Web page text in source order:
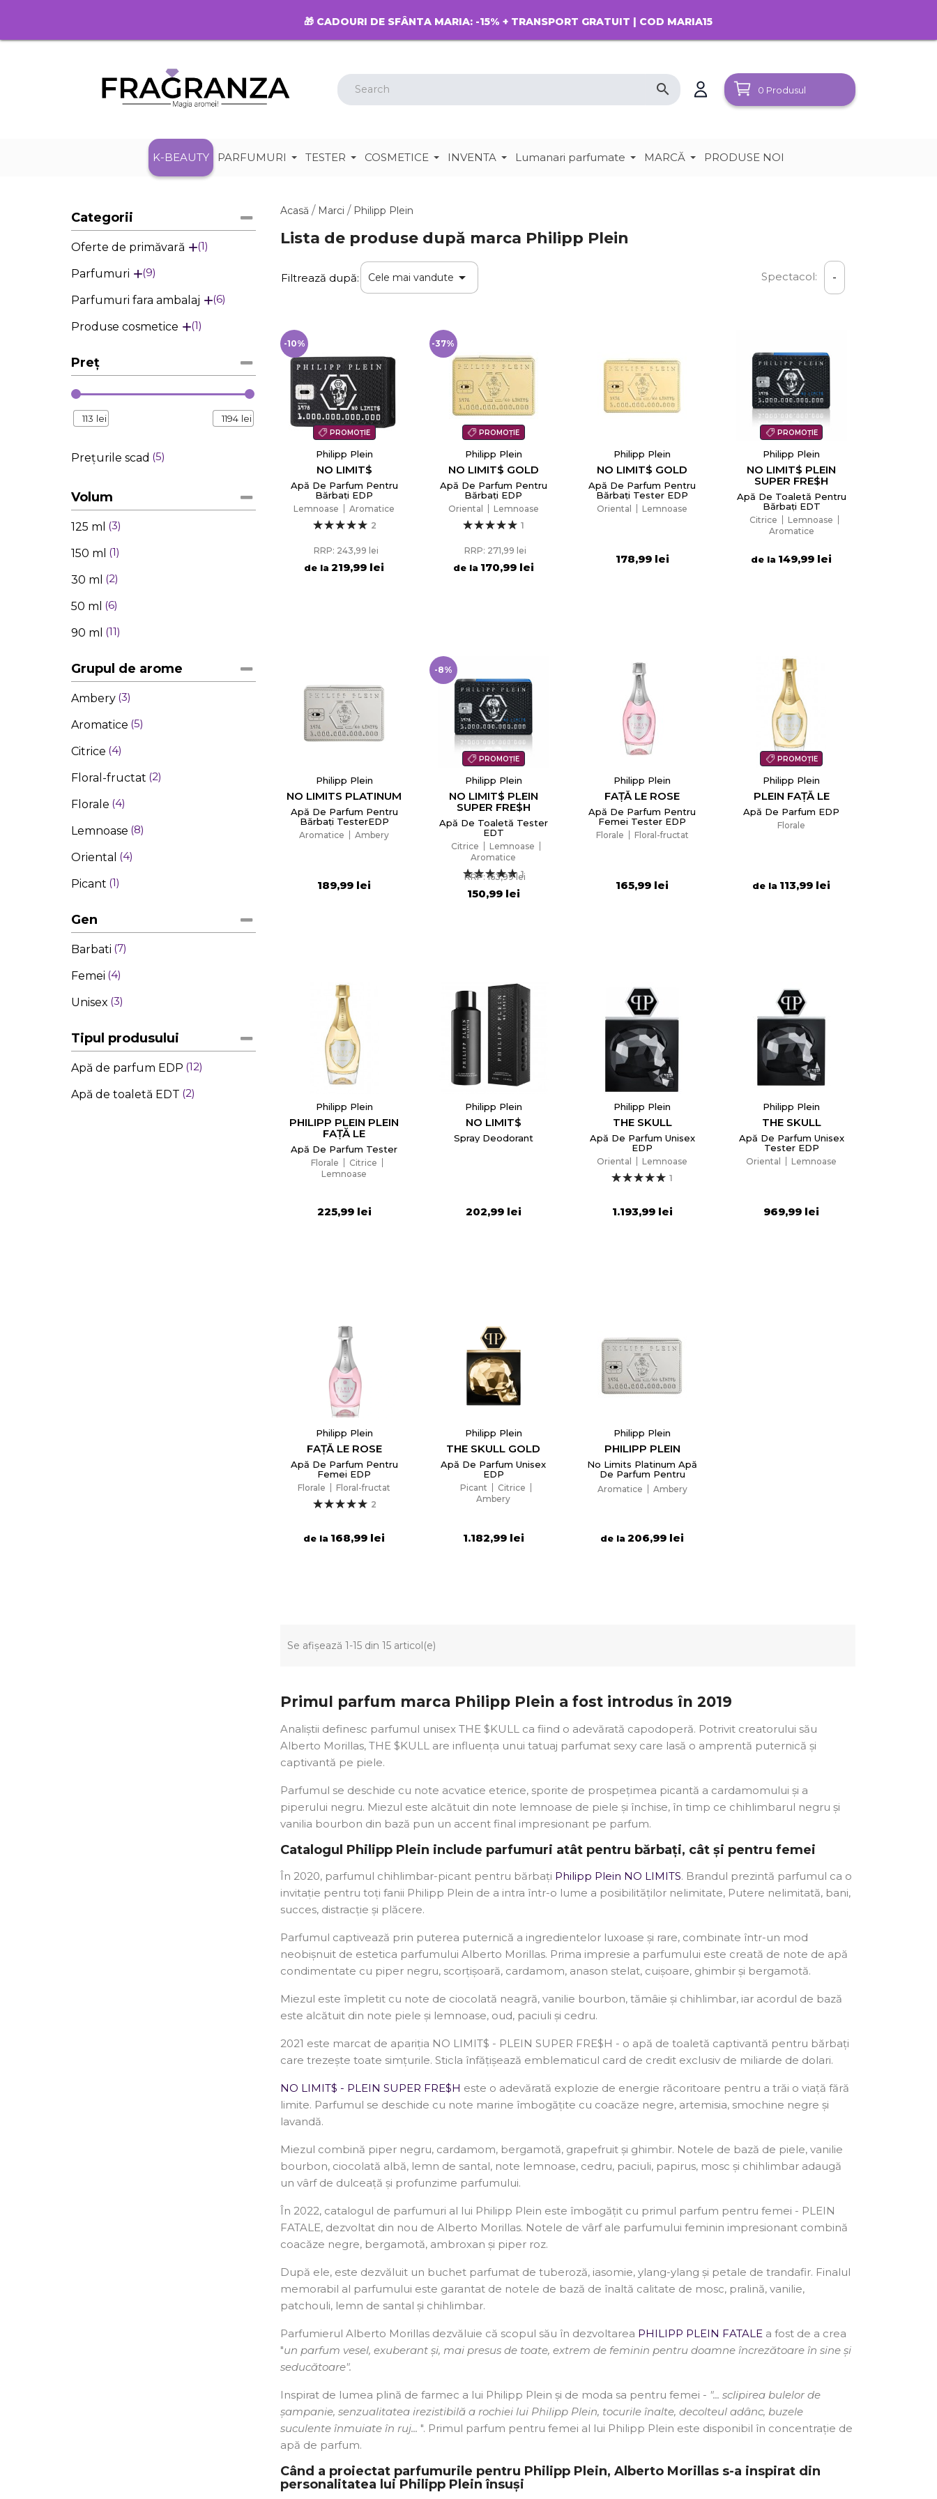
🎁 CADOURI DE SFÂNTA MARIA: -15% + TRANSPORT GRATUIT | COD MARIA15
search 0 Produsul
K-BEAUTY PARFUMURI TESTER COSMETICE INVENTA Lumanari parfumate MARCĂ PRODUSE NOI
Categorii
Oferte de primăvară 1
Parfumuri 9
Parfumuri fara ambalaj 6
Produse cosmetice 1
Preț
113 lei 1194 lei
Prețurile scad 5
Volum
125 ml 3
150 ml 1
30 ml 2
50 ml 6
90 ml 11
Grupul de arome
Ambery 3
Aromatice 5
Citrice 4
Floral-fructat 2
Florale 4
Lemnoase 8
Oriental 4
Picant 1
Gen
Barbati 7
Femei 4
Unisex 3
Tipul produsului
Apă de parfum EDP 12
Apă de toaletă EDT 2
Acasă Marci Philipp Plein
Lista de produse după marca Philipp Plein
Filtrează după: Cele mai vandute  Spectacol: -
PROMOȚIE
-10%
Philipp Plein
NO LIMIT$
Apă De Parfum Pentru
Bărbați EDP
Lemnoase
Aromatice
2
de la
RRP: 243,99 lei
219,99 lei
PROMOȚIE
-37%
Philipp Plein
NO LIMIT$ GOLD
Apă De Parfum Pentru
Bărbați EDP
Oriental
Lemnoase
1
de la
RRP: 271,99 lei
170,99 lei
Philipp Plein
NO LIMIT$ GOLD
Apă De Parfum Pentru
Bărbați Tester EDP
Oriental Lemnoase
178,99 lei
PROMOȚIE
Philipp Plein
NO LIMIT$ PLEIN
SUPER FRE$H
Apă De Toaletă Pentru
Bărbați EDT
Citrice
Lemnoase
Aromatice
de la 149,99 lei
Philipp Plein
NO LIMITS PLATINUM
Apă De Parfum Pentru
Bărbați TesterEDP
Aromatice Ambery
189,99 lei
PROMOȚIE
-8%
Philipp Plein
NO LIMIT$ PLEIN
SUPER FRE$H
Apă De Toaletă Tester
EDT
Citrice
Lemnoase
Aromatice
1
RRP: 163,99 lei
150,99 lei
Philipp Plein
FAȚĂ LE ROSE
Apă De Parfum Pentru
Femei Tester EDP
Florale Floral-fructat
165,99 lei
PROMOȚIE
Philipp Plein
PLEIN FAȚĂ LE
Apă De Parfum EDP
Florale
de la 113,99 lei
Philipp Plein
PHILIPP PLEIN PLEIN
FAȚĂ LE
Apă De Parfum Tester
Florale
Citrice
Lemnoase
225,99 lei
Philipp Plein
NO LIMIT$
Spray Deodorant
202,99 lei
Philipp Plein
THE SKULL
Apă De Parfum Unisex
EDP
Oriental
Lemnoase
1
1.193,99 lei
Philipp Plein
THE SKULL
Apă De Parfum Unisex
Tester EDP
Oriental Lemnoase
969,99 lei
Philipp Plein
FAȚĂ LE ROSE
Apă De Parfum Pentru
Femei EDP
Florale
Floral-fructat
2
de la 168,99 lei
Philipp Plein
THE SKULL GOLD
Apă De Parfum Unisex
EDP
Picant
Citrice
Ambery
1.182,99 lei
Philipp Plein
PHILIPP PLEIN
No Limits Platinum Apă
De Parfum Pentru
Bărbați EDP
Aromatice Ambery
de la 206,99 lei
Se afișează 1-15 din 15 articol(e)
Primul parfum marca Philipp Plein a fost introdus în 2019
Analiștii definesc parfumul unisex THE $KULL ca fiind o adevărată capodoperă. Potrivit creatorului său
Alberto Morillas, THE $KULL are influența unui tatuaj parfumat sexy care lasă o amprentă puternică și
captivantă pe piele.
Parfumul se deschide cu note acvatice eterice, sporite de prospețimea picantă a cardamomului și a
piperului negru. Miezul este alcătuit din note lemnoase de piele și închise, în timp ce chihlimbarul negru și
vanilia bourbon din bază pun un accent final impresionant pe parfum.
Catalogul Philipp Plein include parfumuri atât pentru bărbați, cât și pentru femei
În 2020, parfumul chihlimbar-picant pentru bărbați Philipp Plein NO LIMITS. Brandul prezintă parfumul ca o
invitație pentru toți fanii Philipp Plein de a intra într-o lume a posibilităților nelimitate, Putere nelimitată, bani,
succes, distracție și plăcere.
Parfumul captivează prin puterea puternică a ingredientelor luxoase și rare, combinate într-un mod
neobișnuit de estetica parfumului Alberto Morillas. Prima impresie a parfumului este creată de note de apă
condimentate cu piper negru, scorțișoară, cardamom, anason stelat, cuișoare, ghimbir și bergamotă.
Miezul este împletit cu note de ciocolată neagră, vanilie bourbon, tămâie și chihlimbar, iar acordul de bază
este alcătuit din note piele și lemnoase, oud, paciuli și cedru.
2021 este marcat de apariția NO LIMIT$ - PLEIN SUPER FRE$H - o apă de toaletă captivantă pentru bărbați
care trezește toate simțurile. Sticla înfățișează emblematicul card de credit exclusiv de miliarde de dolari.
NO LIMIT$ - PLEIN SUPER FRE$H este o adevărată explozie de energie răcoritoare pentru a trăi o viață fără
limite. Parfumul se deschide cu note marine îmbogățite cu coacăze negre, artemisia, smochine negre și
lavandă.
Miezul combină piper negru, cardamom, bergamotă, grapefruit și ghimbir. Notele de bază de piele, vanilie
bourbon, ciocolată albă, lemn de santal, note lemnoase, cedru, paciuli, papirus, mosc și chihlimbar adaugă
un vârf de dulceață și profunzime parfumului.
În 2022, catalogul de parfumuri al lui Philipp Plein este îmbogățit cu primul parfum pentru femei - PLEIN
FATALE, dezvoltat din nou de Alberto Morillas. Notele de vârf ale parfumului feminin impresionant combină
coacăze negre, bergamotă, ambroxan și piper roz.
După ele, este dezvăluit un buchet parfumat de tuberoză, iasomie, ylang-ylang și petale de trandafir. Finalul
memorabil al parfumului este garantat de notele de bază de înaltă calitate de mosc, pralină, vanilie,
patchouli, lemn de santal și chihlimbar.
Parfumierul Alberto Morillas dezvăluie că scopul său în dezvoltarea PHILIPP PLEIN FATALE a fost de a crea
"un parfum vesel, exuberant și, mai presus de toate, extrem de feminin pentru doamne încrezătoare în sine și
seducătoare".
Inspirat de lumea plină de farmec a lui Philipp Plein și de moda sa pentru femei - "... sclipirea bulelor de
șampanie, senzualitatea irezistibilă a rochiei lui Philipp Plein, tocurile înalte, decolteul adânc, buzele
suculente înmuiate în ruj... ". Primul parfum pentru femei al lui Philipp Plein este disponibil în concentrație de
apă de parfum.
Când a proiectat parfumurile pentru Philipp Plein, Alberto Morillas s-a inspirat din
personalitatea lui Philipp Plein însuși
Creeaza o lista de dorinte ×
Numele listei de dorinte